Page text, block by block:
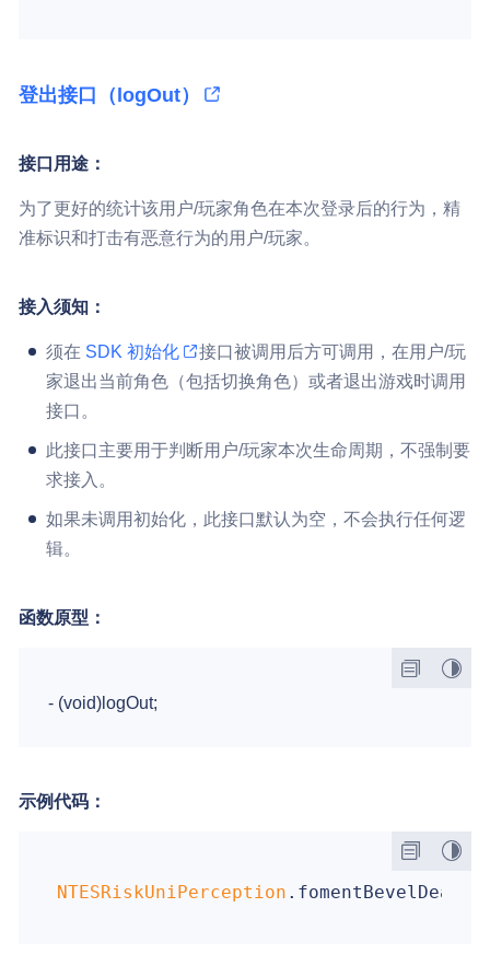
登出接口（logOut）
接口用途：
为了更好的统计该用户/玩家角色在本次登录后的行为，精
准标识和打击有恶意行为的用户/玩家。
接入须知：
须在 SDK 初始化
接口被调用后方可调用，在用户/玩
家退出当前角色（包括切换角色）或者退出游戏时调用
接口。
此接口主要用于判断用户/玩家本次生命周期，不强制要
求接入。
如果未调用初始化，此接口默认为空，不会执行任何逻
辑。
函数原型：
示例代码：
NTESRiskUniPerception